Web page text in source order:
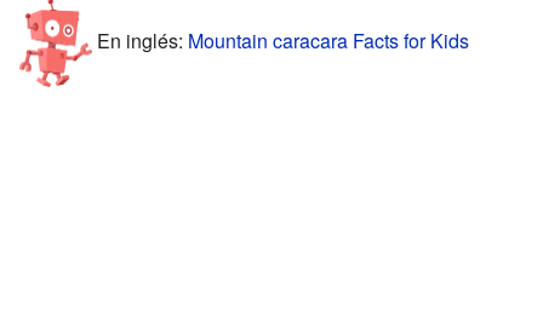
En inglés: Mountain caracara Facts for Kids